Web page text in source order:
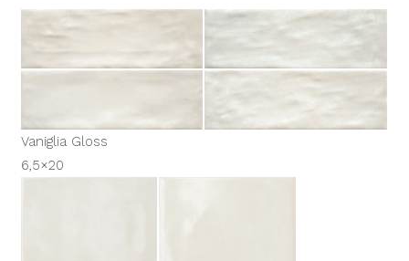
Vaniglia Gloss
6,5×20